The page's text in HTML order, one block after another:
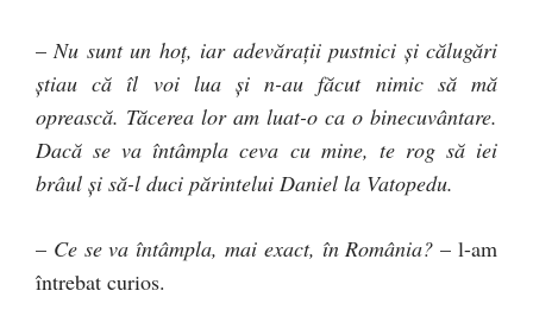
–Nu sunt un hoţ, iar adevăraţii pustnici şi călugări
ştiau că îl voi lua şi n-au făcut nimic să mă
oprească. Tăcerea lor am luat-o ca o binecuvântare.
Dacă se va întâmpla ceva cu mine, te rog să iei
brâul şi să-l duci părintelui Daniel la Vatopedu.
– Ce se va întâmpla, mai exact, în România? – l-am
întrebat curios.